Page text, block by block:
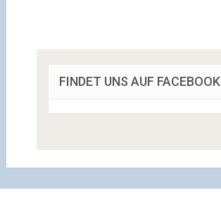
FINDET UNS AUF FACEBOOK